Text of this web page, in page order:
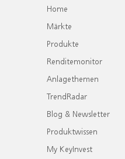
Home
Märkte
Produkte
Renditemonitor
Anlagethemen
TrendRadar
Blog & Newsletter
Produktwissen
My KeyInvest